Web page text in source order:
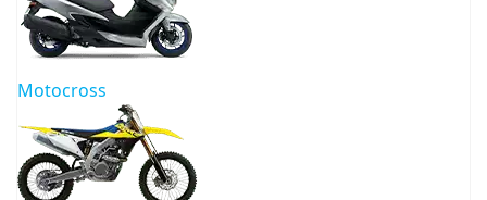
Motocross